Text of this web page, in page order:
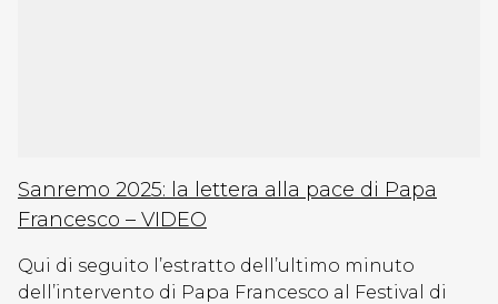
Sanremo 2025: la lettera alla pace di Papa
Francesco – VIDEO
Qui di seguito l’estratto dell’ultimo minuto
dell’intervento di Papa Francesco al Festival di